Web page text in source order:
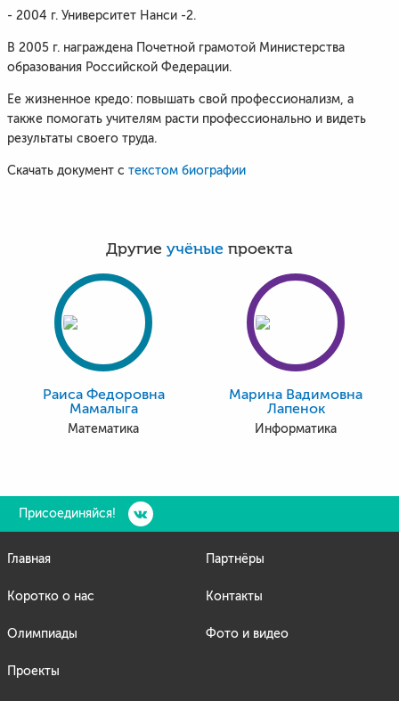
- 2004 г. Университет Нанси -2.
В 2005 г. награждена Почетной грамотой Министерства
образования Российской Федерации.
Ее жизненное кредо: повышать свой профессионализм, а
также помогать учителям расти профессионально и видеть
результаты своего труда.
Скачать документ с текстом биографии
Другие учёные проекта
Раиса Федоровна
Мамалыга
Математика
Марина Вадимовна
Лапенок
Информатика
Присоединяйся!
Главная
Коротко о нас
Олимпиады
Проекты
Партнёры
Контакты
Фото и видео